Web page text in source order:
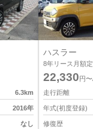
6.3km
2016年
なし
ハスラー
8年リース月額
22,330円
走行距離
年式(初度登録)
修復歴